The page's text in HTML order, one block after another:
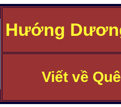
Hướng
Viết về